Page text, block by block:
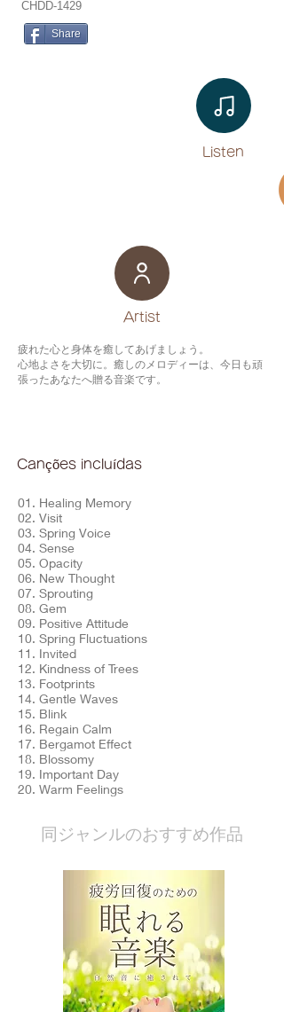
CHDD-1429
Share
Listen​
​Artist
疲れた心と身体を癒してあげましょう。
心地よさを大切に。癒しのメロディーは、今日も頑
張ったあなたへ贈る音楽です。
Canções incluídas
01. Healing Memory
02. Visit
03. Spring Voice
04. Sense
05. Opacity
06. New Thought
07. Sprouting
08. Gem
09. Positive Attitude
10. Spring Fluctuations
11. Invited
12. Kindness of Trees
13. Footprints
14. Gentle Waves
15. Blink
16. Regain Calm
17. Bergamot Effect
18. Blossomy
19. Important Day
20. Warm Feelings
​同ジャンルのおすすめ作品